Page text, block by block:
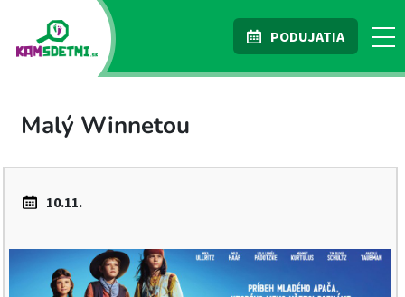
PODUJATIA
Malý Winnetou
10.11.